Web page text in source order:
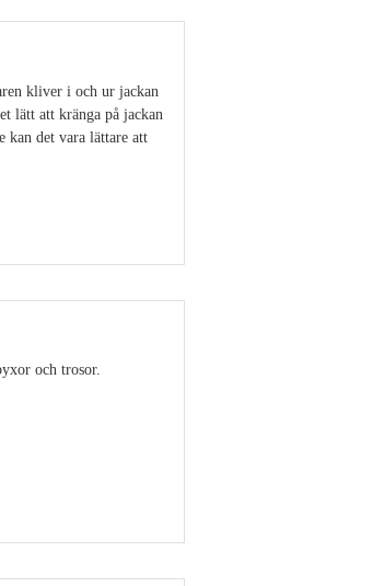
kliver i och ur jackan
lätt att kränga på jackan
kan det vara lättare att
och trosor.